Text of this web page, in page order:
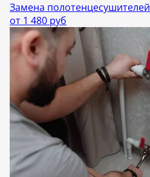
Замена полотенцесушителей
от 1 480 руб